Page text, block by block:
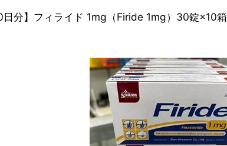
分】フィライド 1mg（Firide 1mg）30錠×10箱